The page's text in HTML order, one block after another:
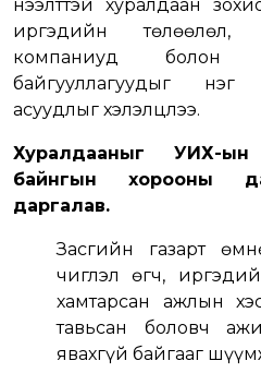
нээлттэй хуралдаан
иргэдийн төлөөлөл,
компаниуд болон
байгууллагуудыг нэг
асуудлыг хэлэлцлээ.
Хуралдааныг УИХ-ын
байнгын хорооны
даргалав.
Засгийн газарт
чиглэл өгч,
хамтарсан ажлын
тавьсан боловч
явахгүй байгааг